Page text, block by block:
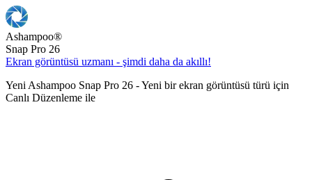
Ashampoo®
Snap Pro 26
Ekran görüntüsü uzmanı - şimdi daha da akıllı!
Yeni Ashampoo Snap Pro 26 - Yeni bir ekran görüntüsü türü için
Canlı Düzenleme ile